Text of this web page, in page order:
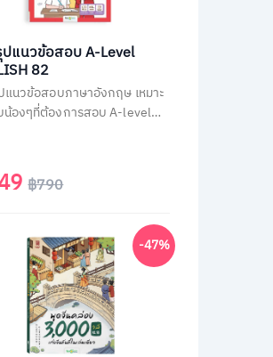
แนวข้อสอบ A-Level
82
แนวข้อสอบภาษาอังกฤษ เหมาะ
น้องๆที่ต้องการสอบ A-level
าใจเองได้ง่ายๆ ใน 30 วัน
฿790
-47%